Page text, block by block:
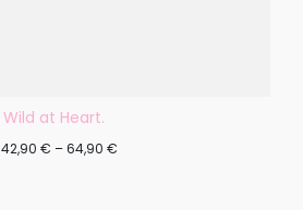
Wild at Heart.
42,90 € –64,90 €